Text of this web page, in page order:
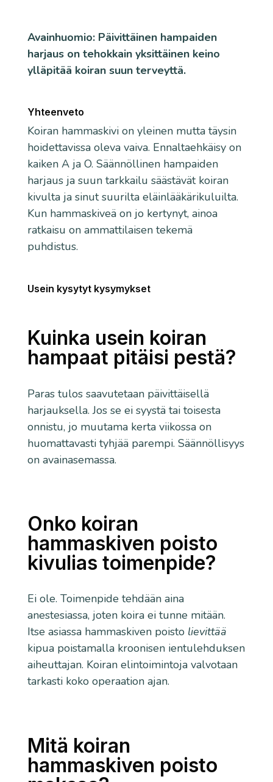
Avainhuomio: Päivittäinen hampaiden
harjaus on tehokkain yksittäinen keino
ylläpitää koiran suun terveyttä.
Yhteenveto
Koiran hammaskivi on yleinen mutta täysin
hoidettavissa oleva vaiva. Ennaltaehkäisy on
kaiken A ja O. Säännöllinen hampaiden
harjaus ja suun tarkkailu säästävät koiran
kivulta ja sinut suurilta eläinlääkärikuluilta.
Kun hammaskiveä on jo kertynyt, ainoa
ratkaisu on ammattilaisen tekemä
puhdistus.
Usein kysytyt kysymykset
Kuinka usein koiran
hampaat pitäisi pestä?
Paras tulos saavutetaan päivittäisellä
harjauksella. Jos se ei syystä tai toisesta
onnistu, jo muutama kerta viikossa on
huomattavasti tyhjää parempi. Säännöllisyys
on avainasemassa.
Onko koiran
hammaskiven poisto
kivulias toimenpide?
Ei ole. Toimenpide tehdään aina
anestesiassa, joten koira ei tunne mitään.
Itse asiassa hammaskiven poisto lievittää
kipua poistamalla kroonisen ientulehduksen
aiheuttajan. Koiran elintoimintoja valvotaan
tarkasti koko operaation ajan.
Mitä koiran
hammaskiven poisto